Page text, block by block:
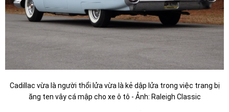
Cadillac vừa là người thổi lửa vừa là kẻ dập lửa trong việc trang bị
ăng ten vây cá mập cho xe ô tô - Ảnh: Raleigh Classic